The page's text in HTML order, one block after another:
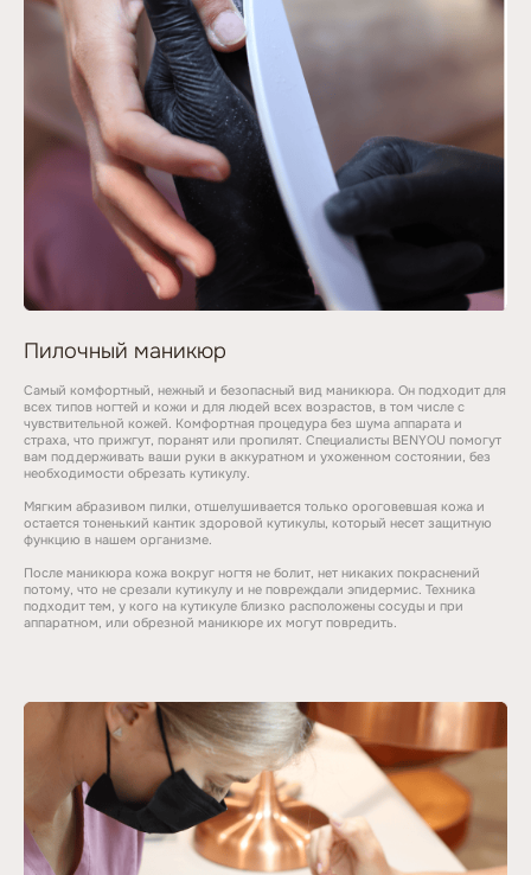
Пилочный маникюр
Самый комфортный, нежный и безопасный вид маникюра. Он подходит для
всех типов ногтей и кожи и для людей всех возрастов, в том числе с
чувствительной кожей. Комфортная процедура без шума аппарата и
страха, что прижгут, поранят или пропилят. Специалисты BENYOU помогут
вам поддерживать ваши руки в аккуратном и ухоженном состоянии, без
необходимости обрезать кутикулу.
Мягким абразивом пилки, отшелушивается только ороговевшая кожа и
остается тоненький кантик здоровой кутикулы, который несет защитную
функцию в нашем организме.
После маникюра кожа вокруг ногтя не болит, нет никаких покраснений
потому, что не срезали кутикулу и не повреждали эпидермис. Техника
подходит тем, у кого на кутикуле близко расположены сосуды и при
аппаратном, или обрезной маникюре их могут повредить.